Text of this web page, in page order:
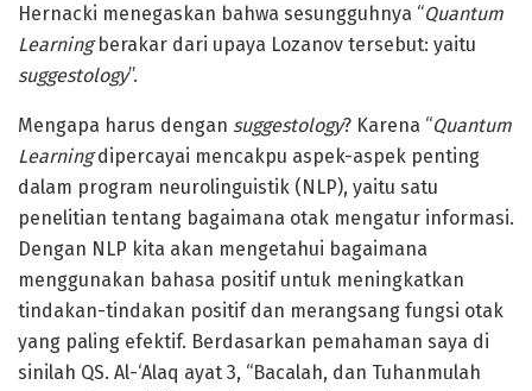
Hernacki menegaskan bahwa sesungguhnya “Quantum
Learning berakar dari upaya Lozanov tersebut: yaitu
suggestology”.
Mengapa harus dengan suggestology? Karena “Quantum
Learningdipercayai mencakpu aspek-aspek penting
dalam program neurolinguistik (NLP), yaitu satu
penelitian tentang bagaimana otak mengatur informasi.
Dengan NLP kita akan mengetahui bagaimana
menggunakan bahasa positif untuk meningkatkan
tindakan-tindakan positif dan merangsang fungsi otak
yang paling efektif. Berdasarkan pemahaman saya di
sinilah QS. Al-‘Alaq ayat 3, “Bacalah, dan Tuhanmulah